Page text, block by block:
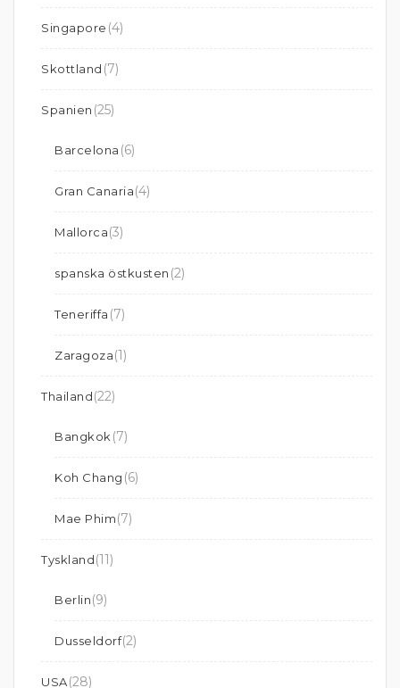
Singapore (4)
Skottland (7)
Spanien (25)
Barcelona (6)
Gran Canaria(4)
Mallorca(3)
spanska östkusten (2)
Teneriffa (7)
Zaragoza(1)
Thailand(22)
Bangkok (7)
Koh Chang (6)
Mae Phim(7)
Tyskland(11)
Berlin(9)
Dusseldorf(2)
USA(28)